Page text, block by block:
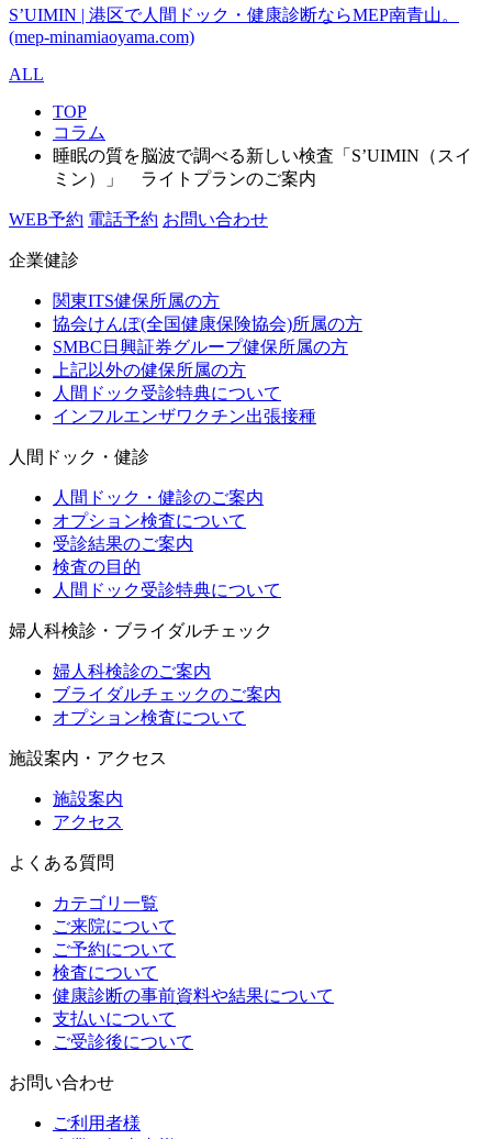
S’UIMIN | 港区で人間ドック・健康診断ならMEP南青山。
(mep-minamiaoyama.com)
ALL
TOP
コラム
睡眠の質を脳波で調べる新しい検査「S’UIMIN（スイ
ミン）」 ライトプランのご案内
WEB予約 電話予約 お問い合わせ
企業健診
関東ITS健保所属の方
協会けんぽ(全国健康保険協会)所属の方
SMBC日興証券グループ健保所属の方
上記以外の健保所属の方
人間ドック受診特典について
インフルエンザワクチン出張接種
人間ドック・健診
人間ドック・健診のご案内
オプション検査について
受診結果のご案内
検査の目的
人間ドック受診特典について
婦人科検診・ブライダルチェック
婦人科検診のご案内
ブライダルチェックのご案内
オプション検査について
施設案内・アクセス
施設案内
アクセス
よくある質問
カテゴリ一覧
ご来院について
ご予約について
検査について
健康診断の事前資料や結果について
支払いについて
ご受診後について
お問い合わせ
ご利用者様